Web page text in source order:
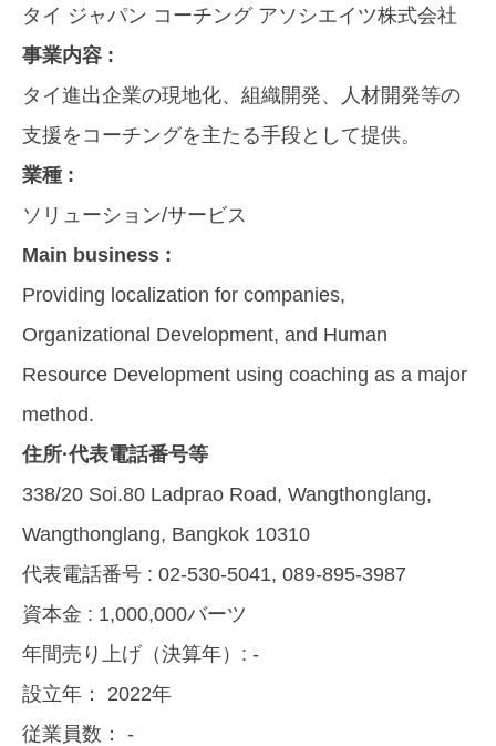
タイ ジャパン コーチング アソシエイツ株式会社
事業内容 :
タイ進出企業の現地化、組織開発、人材開発等の
支援をコーチングを主たる手段として提供。
業種 :
ソリューション/サービス
Main business :
Providing localization for companies,
Organizational Development, and Human
Resource Development using coaching as a major
method.
住所·代表電話番号等
338/20 Soi.80 Ladprao Road, Wangthonglang,
Wangthonglang, Bangkok 10310
代表電話番号 : 02-530-5041, 089-895-3987
資本金 : 1,000,000バーツ
年間売り上げ（決算年）: -
設立年： 2022年
従業員数： -